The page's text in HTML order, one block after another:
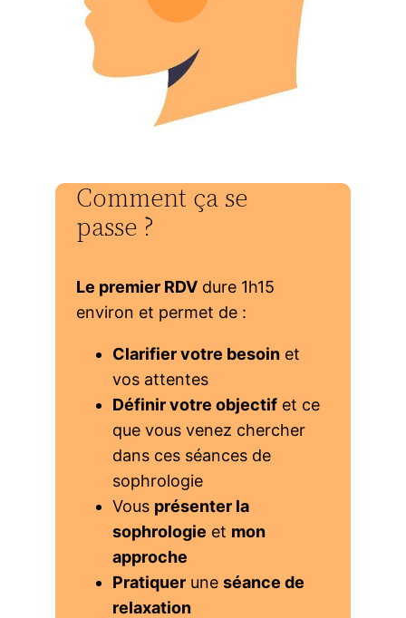
Comment ça se
passe ?
Le premier RDVdure 1h15
environ et permet de :
Clarifier votre besoinet
vos attentes
Définir votre objectifet ce
que vous venez chercher
dans ces séances de
sophrologie
Vous présenter la
sophrologie et mon
approche
Pratiquerune séance de
relaxation